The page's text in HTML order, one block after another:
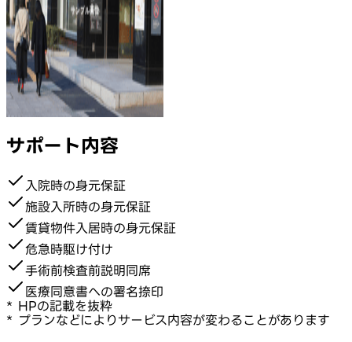
サポート内容
入院時の身元保証
施設入所時の身元保証
賃貸物件入居時の身元保証
危急時駆け付け
手術前検査前説明同席
医療同意書への署名捺印
* HPの記載を抜粋
* プランなどによりサービス内容が変わることがあります